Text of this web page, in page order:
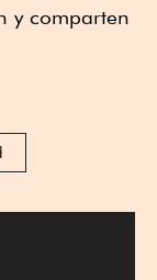
y comparten